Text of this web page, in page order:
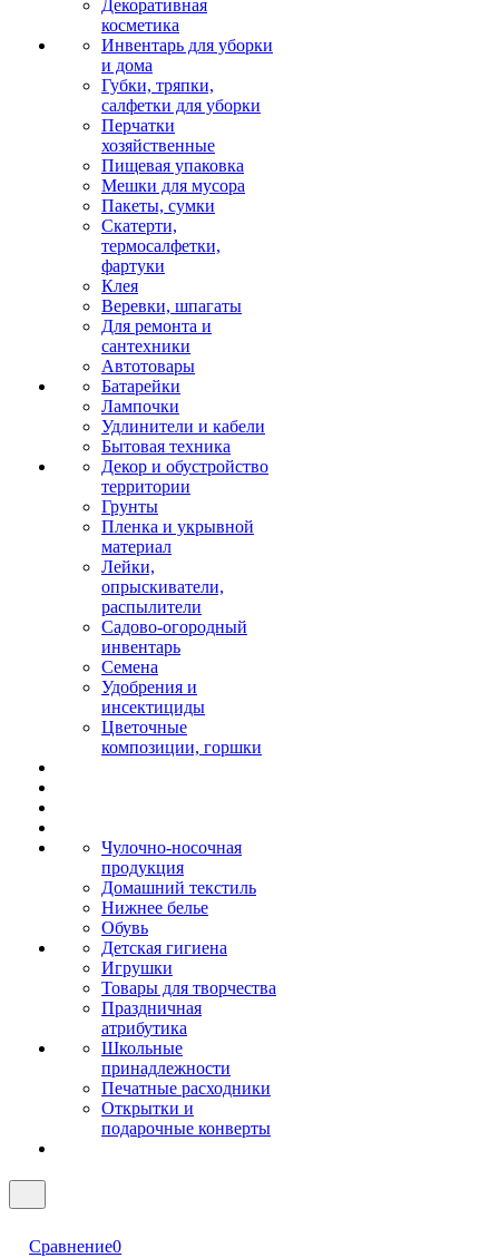
Декоративная
косметика
Инвентарь для уборки
и дома
Губки, тряпки,
салфетки для уборки
Перчатки
хозяйственные
Пищевая упаковка
Мешки для мусора
Пакеты, сумки
Скатерти,
термосалфетки,
фартуки
Клея
Веревки, шпагаты
Для ремонта и
сантехники
Автотовары
Батарейки
Лампочки
Удлинители и кабели
Бытовая техника
Декор и обустройство
территории
Грунты
Пленка и укрывной
материал
Лейки,
опрыскиватели,
распылители
Садово-огородный
инвентарь
Семена
Удобрения и
инсектициды
Цветочные
композиции, горшки
Чулочно-носочная
продукция
Домашний текстиль
Нижнее белье
Обувь
Детская гигиена
Игрушки
Товары для творчества
Праздничная
атрибутика
Школьные
принадлежности
Печатные расходники
Открытки и
подарочные конверты
Сравнение0